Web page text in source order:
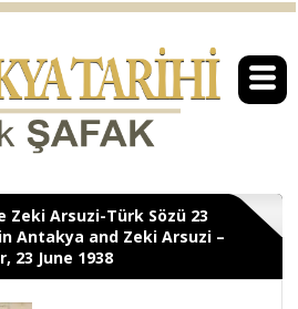
Zeki Arsuzi-Türk Sözü 23
Antakya and Zeki Arsuzi –
23 June 1938